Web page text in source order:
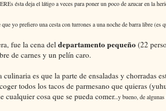
ésta deja el látigo a veces para poner un poco de azucar en la
que yo prefiero una cesta con turrones a una noche de barra libre (es
fue la cena del departamento pequeño (22
de carnes y un pelín caro.
culinaria es que la parte de ensaladas y chorradas
todos los tacos de parmesano que quieras
cualquier cosa que se pueda comer..y bueno, de